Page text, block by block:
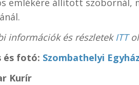
emlékére állított szobornál,
információk és részletek ITT
és fotó: Szombathelyi
Kurír